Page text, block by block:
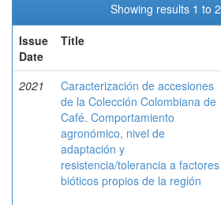
Showing results 1 to
Issue
Date
Title
2021
Caracterización de accesiones
de la Colección Colombiana de
Café. Comportamiento
agronómico, nivel de
adaptación y
resistencia/tolerancia a factores
bióticos propios de la región